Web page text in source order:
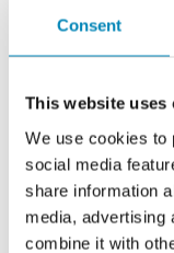
Consent
This website uses
We use cookies to
social media
share information
media, advertising
combine it with